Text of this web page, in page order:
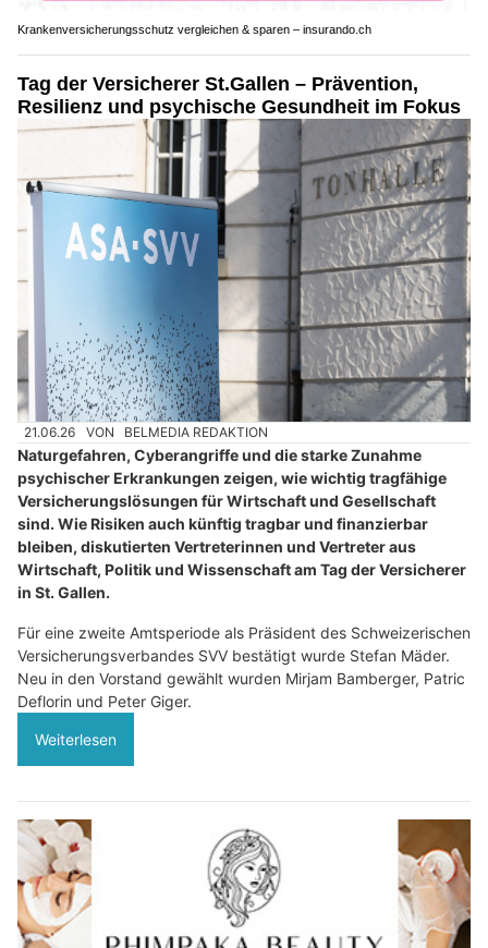
Krankenversicherungsschutz vergleichen & sparen – insurando.ch
Tag der Versicherer St.Gallen – Prävention,
Resilienz und psychische Gesundheit im Fokus
21.06.26 VON BELMEDIA REDAKTION
Naturgefahren, Cyberangriffe und die starke Zunahme
psychischer Erkrankungen zeigen, wie wichtig tragfähige
Versicherungslösungen für Wirtschaft und Gesellschaft
sind. Wie Risiken auch künftig tragbar und finanzierbar
bleiben, diskutierten Vertreterinnen und Vertreter aus
Wirtschaft, Politik und Wissenschaft am Tag der Versicherer
in St. Gallen.
Für eine zweite Amtsperiode als Präsident des Schweizerischen
Versicherungsverbandes SVV bestätigt wurde Stefan Mäder.
Neu in den Vorstand gewählt wurden Mirjam Bamberger, Patric
Deflorin und Peter Giger.
Weiterlesen